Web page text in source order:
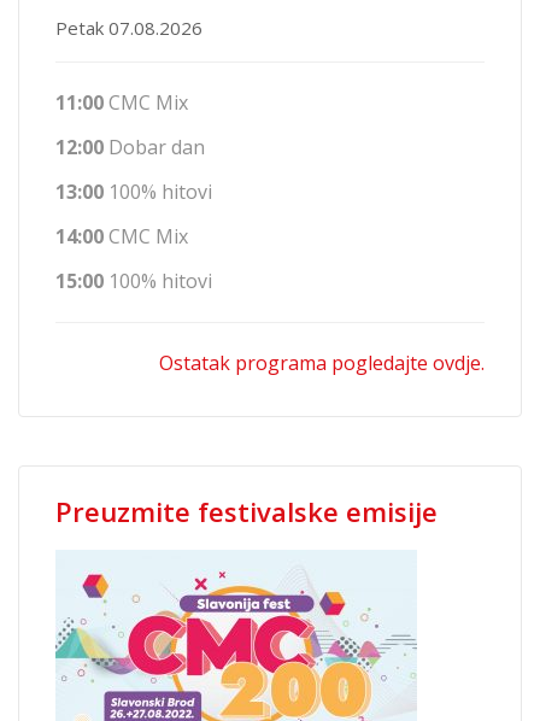
Petak 07.08.2026
11:00CMC Mix
12:00 Dobar dan
13:00 100% hitovi
14:00CMC Mix
15:00 100% hitovi
Ostatak programa pogledajte ovdje.
Preuzmite festivalske emisije